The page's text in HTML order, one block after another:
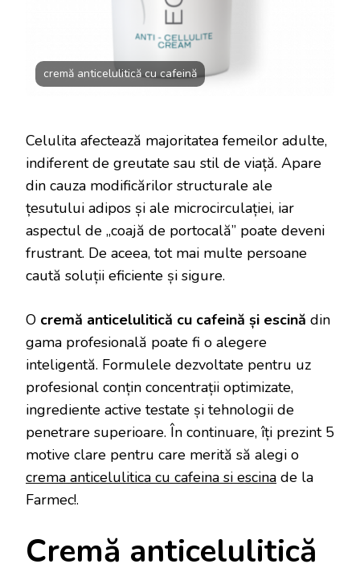
cremă anticelulitică cu cafeină
Celulita afectează majoritatea femeilor adulte,
indiferent de greutate sau stil de viață. Apare
din cauza modificărilor structurale ale
țesutului adipos și ale microcirculației, iar
aspectul de „coajă de portocală” poate deveni
frustrant. De aceea, tot mai multe persoane
caută soluții eficiente și sigure.
O cremă anticelulitică cu cafeină și escină din
gama profesională poate fi o alegere
inteligentă. Formulele dezvoltate pentru uz
profesional conțin concentrații optimizate,
ingrediente active testate și tehnologii de
penetrare superioare. În continuare, îți prezint 5
motive clare pentru care merită să alegi o
crema anticelulitica cu cafeina si escina de la
Farmec!.
Cremă anticelulitică